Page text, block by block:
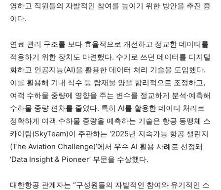
영하고 직원들의 자발적인 참여를 높이기 위한 방안을 추진 중
이다.
연료 관리 구조를 보다 효율적으로 개선하고 정교한 데이터를
적용하기 위한 장치도 마련했다. 수기로 쓰던 데이터를 디지털
화하고 인공지능(AI)을 활용한 데이터 처리 기술을 도입했다.
이를 활용해 기내 식수 등 탑재물 양을 합리적으로 조정하고,
여객 수하물 중량에 영향을 주는 변수를 정교하게 분석·예측해
수하물 중량 편차를 줄였다. 특히 AI를 활용한 데이터 처리로
정확하게 여객 수하물 중량을 예측하는 기술은 항공 동맹체 스
카이팀(SkyTeam)이 주관하는 ‘2025년 지속가능 항공 챌린지
(The Aviation Challenge)’에서 우수 AI 활용 사례로 선정돼
‘Data Insight & Pioneer’ 부문을 수상했다.
대한항공 관계자는 “구성원들의 자발적인 참여와 유기적인 소